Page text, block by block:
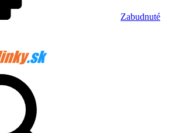
Zabudnuté